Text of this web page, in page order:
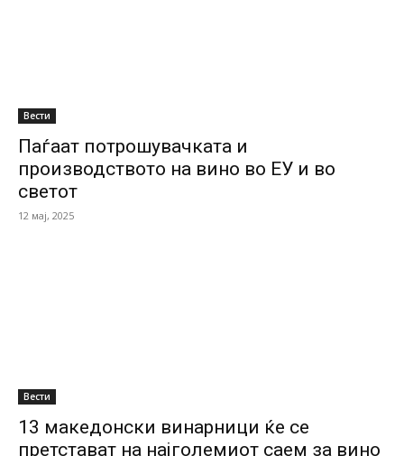
Вести
Паѓаат потрошувачката и
производството на вино во ЕУ и во
светот
12 мај, 2025
Вести
13 македонски винарници ќе се
претстават на најголемиот саем за вино